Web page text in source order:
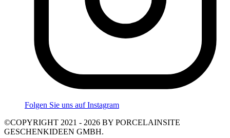
Folgen Sie uns auf Instagram
©COPYRIGHT 2021 - 2026 BY PORCELAINSITE
GESCHENKIDEEN GMBH.